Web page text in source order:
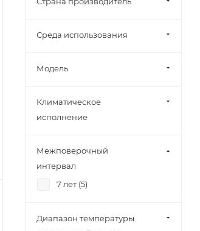
Среда использования
Модель
Климатическое
исполнение
Межповерочный
интервал
7 лет (5)
Диапазон температуры